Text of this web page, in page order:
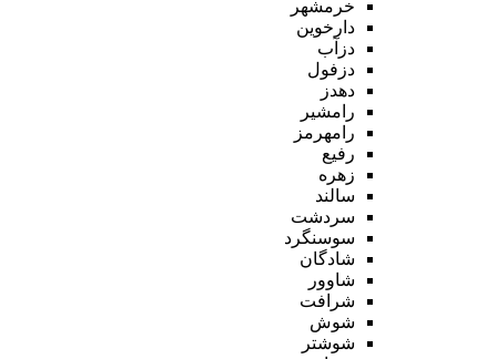
خرمشهر
دارخوین
دزآب
دزفول
دهدز
رامشیر
رامهرمز
رفیع
زهره
سالند
سردشت
سوسنگرد
شادگان
شاوور
شرافت
شوش
شوشتر